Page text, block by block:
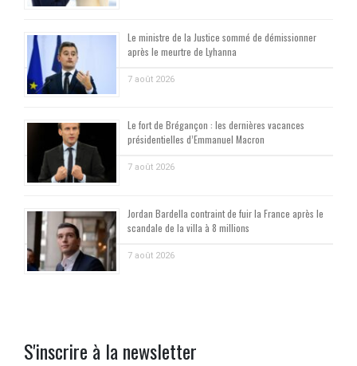
Le ministre de la Justice sommé de démissionner
après le meurtre de Lyhanna
7 août 2026
Le fort de Brégançon : les dernières vacances
présidentielles d’Emmanuel Macron
7 août 2026
Jordan Bardella contraint de fuir la France après le
scandale de la villa à 8 millions
7 août 2026
S'inscrire à la newsletter